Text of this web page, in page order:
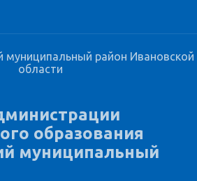
муниципальный район Ивановской
области
образования
муниципальный